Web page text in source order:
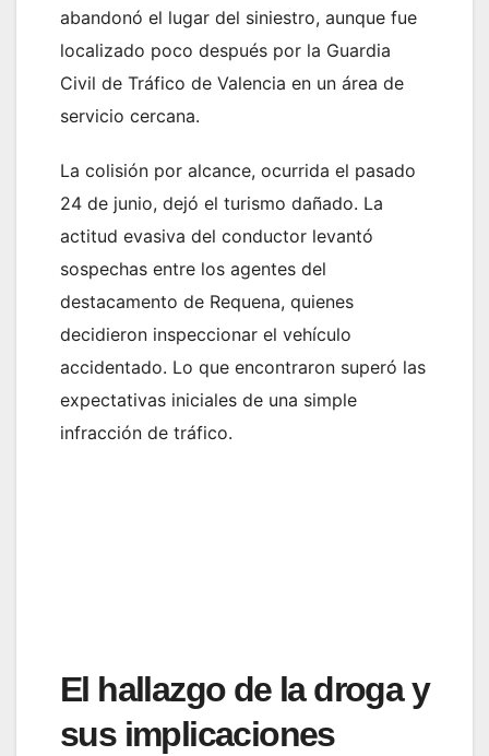
abandonó el lugar del siniestro, aunque fue
localizado poco después por la Guardia
Civil de Tráfico de Valencia en un área de
servicio cercana.
La colisión por alcance, ocurrida el pasado
24 de junio, dejó el turismo dañado. La
actitud evasiva del conductor levantó
sospechas entre los agentes del
destacamento de Requena, quienes
decidieron inspeccionar el vehículo
accidentado. Lo que encontraron superó las
expectativas iniciales de una simple
infracción de tráfico.
El hallazgo de la droga y
sus implicaciones